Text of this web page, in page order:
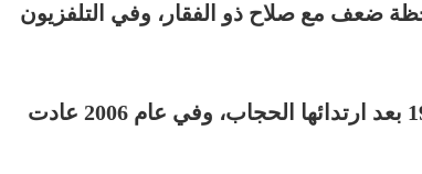
ضعف مع صلاح ذو الفقار، وفي التلفزيون
الجدير ذكره أن الراحلة كانت اعتزلت عام 1997 بعد ارتدائها الحجاب، وفي عام 2006 عادت